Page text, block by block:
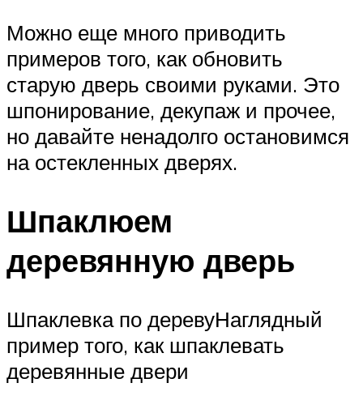
Можно еще много приводить
примеров того, как обновить
старую дверь своими руками. Это
шпонирование, декупаж и прочее,
но давайте ненадолго остановимся
на остекленных дверях.
Шпаклюем
деревянную дверь
Шпаклевка по деревуНаглядный
пример того, как шпаклевать
деревянные двери